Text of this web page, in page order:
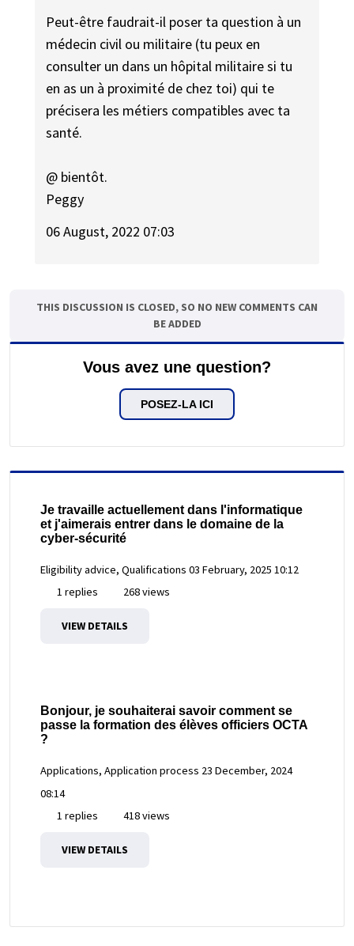
Peut-être faudrait-il poser ta question à un
médecin civil ou militaire (tu peux en
consulter un dans un hôpital militaire si tu
en as un à proximité de chez toi) qui te
précisera les métiers compatibles avec ta
santé.
@ bientôt.
Peggy
06 August, 2022 07:03
THIS DISCUSSION IS CLOSED, SO NO NEW COMMENTS CAN
BE ADDED
Vous avez une question?
POSEZ-LA ICI
Je travaille actuellement dans l'informatique
et j'aimerais entrer dans le domaine de la
cyber-sécurité
Eligibility advice, Qualifications 03 February, 2025 10:12
1 replies
268 views
VIEW DETAILS
Bonjour, je souhaiterai savoir comment se
passe la formation des élèves officiers OCTA
?
Applications, Application process 23 December, 2024
08:14
1 replies
418 views
VIEW DETAILS